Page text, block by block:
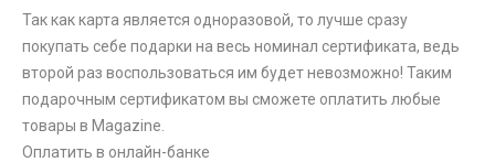
Так как карта является одноразовой, то лучше сразу
покупать себе подарки на весь номинал сертификата, ведь
второй раз воспользоваться им будет невозможно! Таким
подарочным сертификатом вы сможете оплатить любые
товары в Magazine.
Оплатить в онлайн-банке